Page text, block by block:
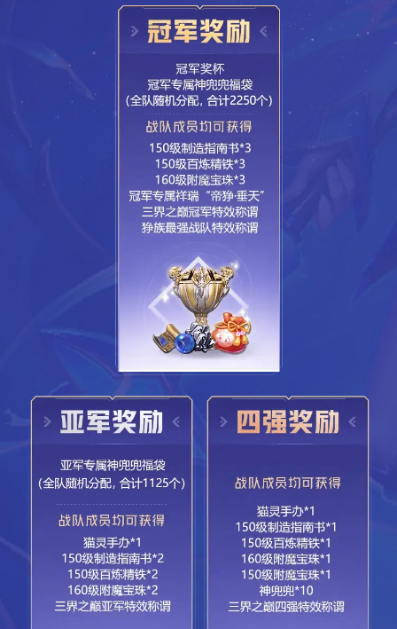
晋级赛赛制
晋级赛将进行七轮小组循环赛和一轮附加赛：
场次 开始时间
第一轮 11:00
第二轮 14:00 15:30
第三轮 16:30
第四轮 19:30
第五轮 11:00
第六轮 14:00
第七轮 16:30
附加赛 19:30
1)每场比赛小组积分为：胜3、负1，无平局，弃权不得
分。七轮小组循环赛结束后，最终积分排名前4的战队将顺利出
线，晋级年度四强，并获得附加赛资格。小组积分相同时，优
先比较胜负关系，胜负关系无法比较时则比较2023年度总荣誉
积分。
2)所有小组出线的战队，将进行一场附加赛，胜利的战队
将晋级线下决赛，失败的战队将被淘汰(附加赛为交叉对战，小
组第一对战小组第四，小组第二对战小组第三)。
3)晋级赛将由系统提供全部比赛物资，包括186级满效果临
时符、天赋符、变身卡、三药(220品质，可附加特性)和烹饪